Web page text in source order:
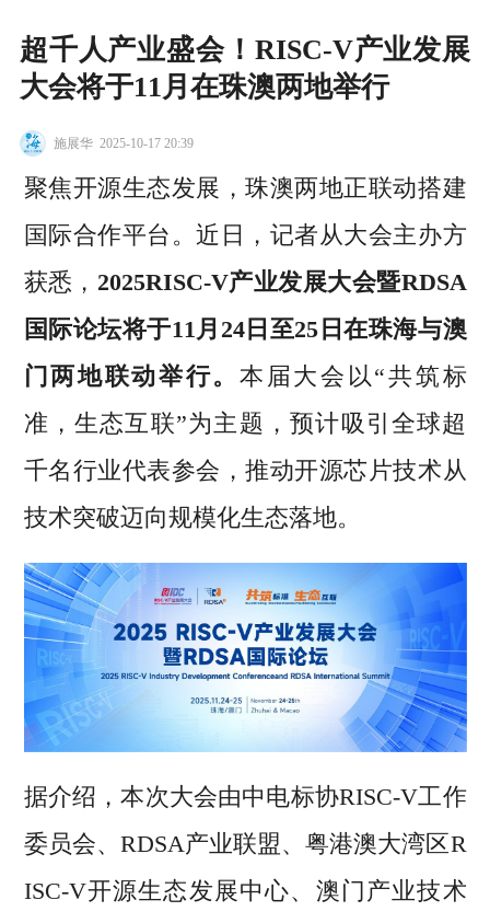
超千人产业盛会！RISC-V产业发展
大会将于11月在珠澳两地举行
施展华 2025-10-17 20:39
聚焦开源生态发展，珠澳两地正联动搭建
国际合作平台。近日，记者从大会主办方
获悉， 2025RISC-V产业发展大会暨RDSA
国际论坛将于11月24日至25日在珠海与澳
门两地联动举行。 本届大会以“共筑标
准，生态互联”为主题，预计吸引全球超
千名行业代表参会，推动开源芯片技术从
技术突破迈向规模化生态落地。
据介绍，本次大会由中电标协RISC-V工作
委员会、RDSA产业联盟、粤港澳大湾区R
ISC-V开源生态发展中心、澳门产业技术